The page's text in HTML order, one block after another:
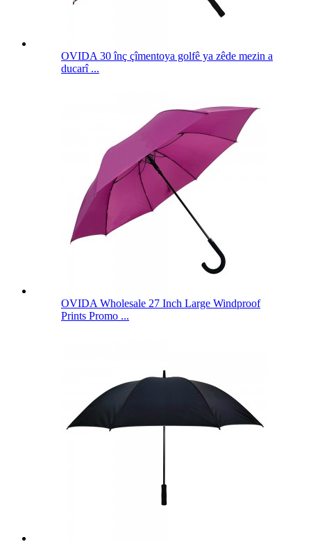
OVIDA 30 înç çîmentoya golfê ya zêde mezin a
ducarî ...
OVIDA Wholesale 27 Inch Large Windproof
Prints Promo ...